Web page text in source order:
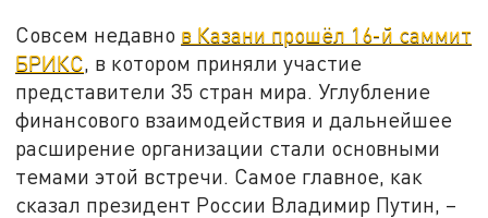
Совсем недавно в Казани прошёл 16-й саммит
БРИКС, в котором приняли участие
представители 35 стран мира. Углубление
финансового взаимодействия и дальнейшее
расширение организации стали основными
темами этой встречи. Самое главное, как
сказал президент России Владимир Путин, –